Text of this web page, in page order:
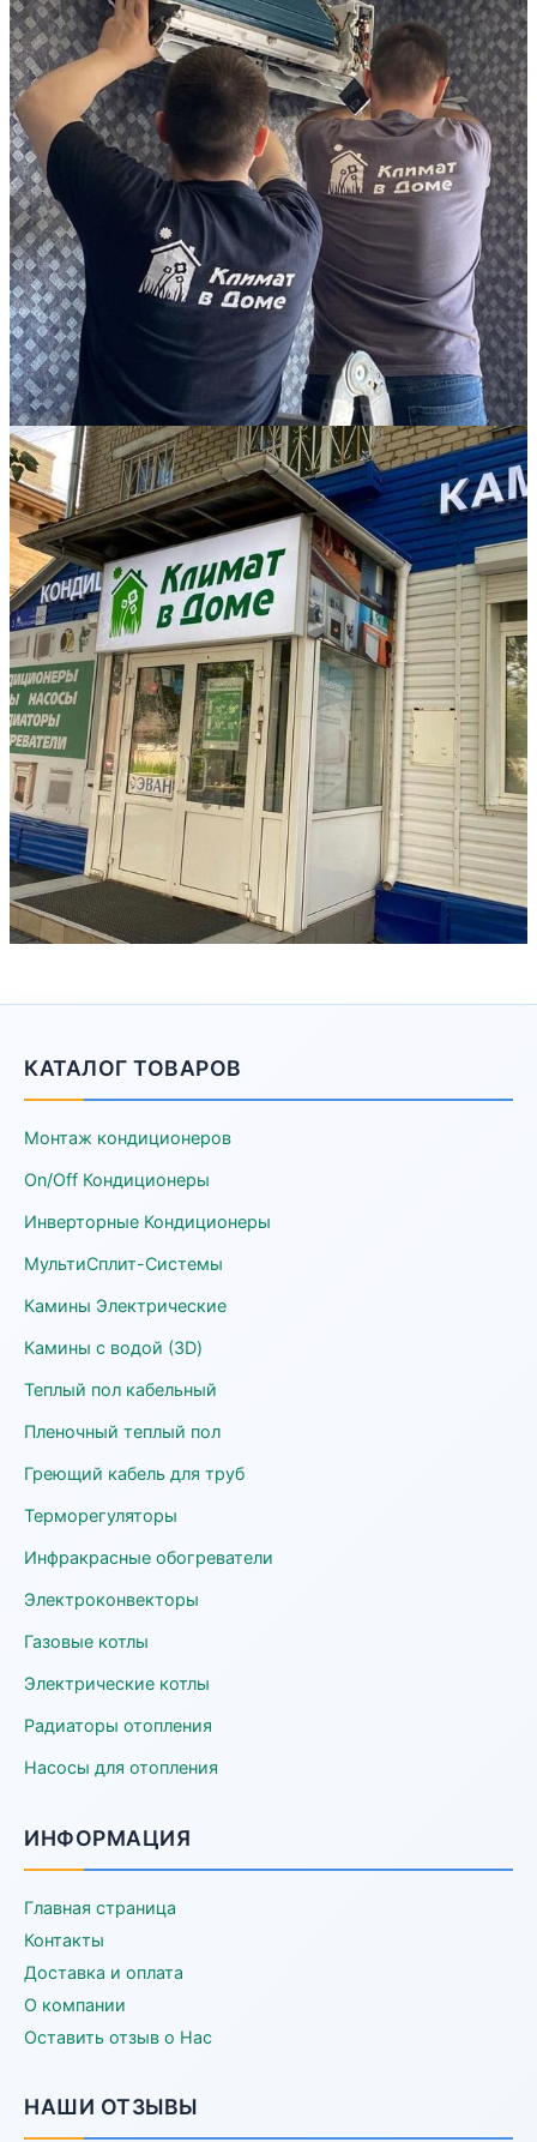
КАТАЛОГ ТОВАРОВ
Монтаж кондиционеров
On/Off Кондиционеры
Инверторные Кондиционеры
МультиСплит-Системы
Камины Электрические
Камины с водой (3D)
Теплый пол кабельный
Пленочный теплый пол
Греющий кабель для труб
Терморегуляторы
Инфракрасные обогреватели
Электроконвекторы
Газовые котлы
Электрические котлы
Радиаторы отопления
Насосы для отопления
ИНФОРМАЦИЯ
Главная страница
Контакты
Доставка и оплата
О компании
Оставить отзыв о Нас
НАШИ ОТЗЫВЫ